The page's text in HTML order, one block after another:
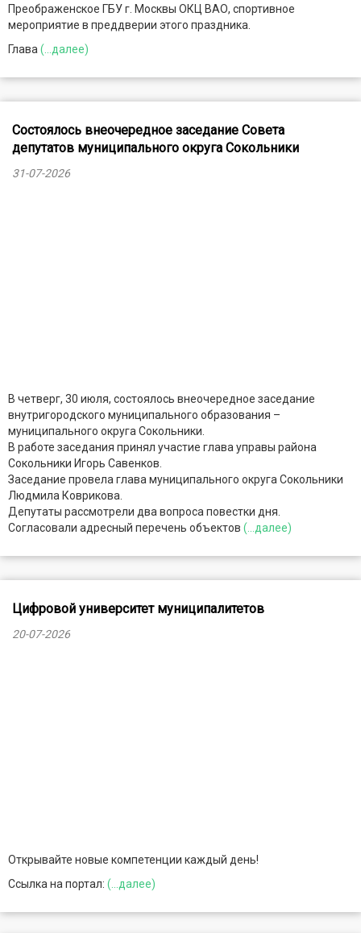
Преображенское ГБУ г. Москвы ОКЦ ВАО, спортивное
мероприятие в преддверии этого праздника.
Глава (...далее)
Состоялось внеочередное заседание Совета
депутатов муниципального округа Сокольники
31-07-2026
В четверг, 30 июля, состоялось внеочередное заседание
внутригородского муниципального образования –
муниципального округа Сокольники.
В работе заседания принял участие глава управы района
Сокольники Игорь Савенков.
Заседание провела глава муниципального округа Сокольники
Людмила Коврикова.
Депутаты рассмотрели два вопроса повестки дня.
Согласовали адресный перечень объектов (...далее)
Цифровой университет муниципалитетов
20-07-2026
Открывайте новые компетенции каждый день!
Ссылка на портал: (...далее)